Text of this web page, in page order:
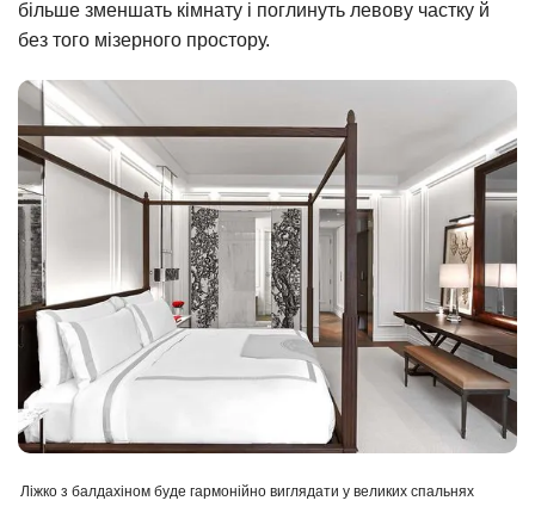
більше зменшать кімнату і поглинуть левову частку й
без того мізерного простору.
Ліжко з балдахіном буде гармонійно виглядати у великих спальнях